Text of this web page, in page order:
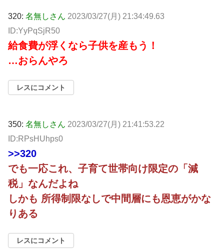
320: 名無しさん 2023/03/27(月) 21:34:49.63
ID:YyPqSjR50
給食費が浮くなら子供を産もう！
…おらんやろ
レスにコメント
350: 名無しさん 2023/03/27(月) 21:41:53.22
ID:RPsHUhps0
>>320
でも一応これ、子育て世帯向け限定の「減
税」なんだよね
しかも 所得制限なしで中間層にも恩恵がかな
りある
レスにコメント